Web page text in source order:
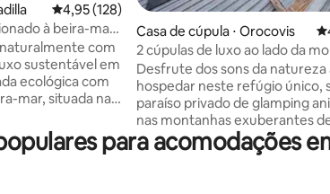
avaliações4,95 de uma avaliação média de 5, 128
4,95 (128)
à beira-mar |
com
sustentável em
ecológica com
mar, situada na
Práticas
banheiro
Casa de cúpula ⋅ Orocovis
2 cúpulas de luxo ao lado da
com jacuzzi privativa
Desfrute dos sons da natureza
hospedar neste refúgio único,
paraíso privado de glamping
nas montanhas exuberantes
Orocovis, Porto Rico. Acorde
nuvens flutuantes, desfrute
para acomodações